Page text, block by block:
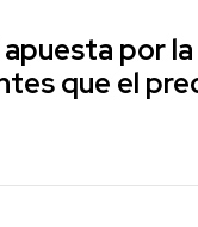
por la
que el